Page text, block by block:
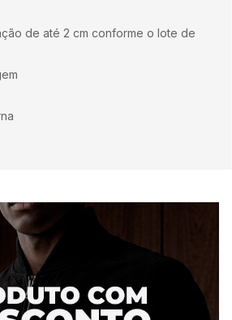
de até 2 cm conforme o lote de